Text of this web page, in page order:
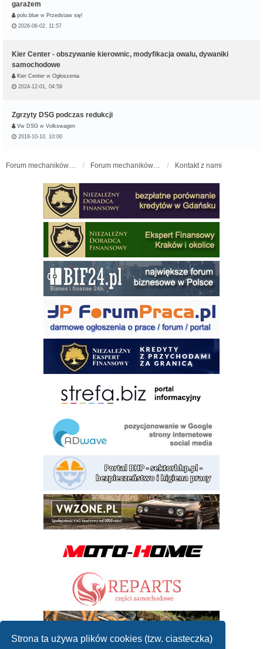
Strona ta używa plików cookies (tzw. ciasteczka)
garażem
polo.blue w Przedstaw się!
2026-06-02, 11:57
Kier Center - obszywanie kierownic, modyfikacja owalu, dywaniki
samochodowe
Kier Center w Ogłoszenia
2024-12-01, 04:59
Zgrzyty DSG podczas redukcji
Vw DSG w Volkswagen
2018-10-10, 10:00
Forum mechaników samochodowych - forum-mechaniczne.pl Forum mechaników samochodowych Kontakt z nami